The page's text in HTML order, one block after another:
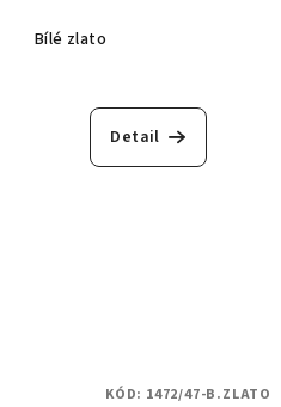
Bílé zlato
Detail
KÓD: 1472/47-B.ZLATO